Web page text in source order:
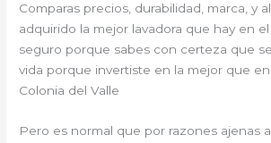
Comparas precios, durabilidad, marca, y
adquirido la mejor lavadora que hay en
seguro porque sabes con certeza que
vida porque invertiste en la mejor que
Colonia del Valle
Pero es normal que por razones ajenas